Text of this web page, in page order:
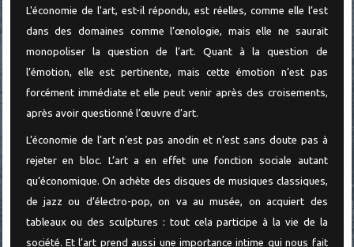
L'économie de l'art, est-il répondu, est réelles, comme elle l’est
dans des domaines comme l’œnologie, mais elle ne saurait
monopoliser la question de l’art. Quant à la question de
l’émotion, elle est pertinente, mais cette émotion n’est pas
forcément immédiate et elle peut venir après des croisements,
après avoir questionné l’œuvre d’art.
L’économie de l’art n’est pas anodin et n’est sans doute pas à
rejeter en bloc. L’art a en effet une fonction sociale autant
qu’économique. On achète des disques de musiques classiques,
de jazz ou d’électro-pop, on va au musée, on acquiert des
tableaux ou des sculptures : tout cela participe à la vie de la
société. Et l’art prend aussi une importance intime qui nous fait